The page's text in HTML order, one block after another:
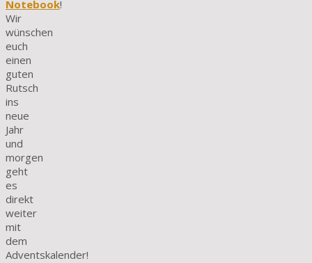
Notebook!
Wir
wünschen
euch
einen
guten
Rutsch
ins
neue
Jahr
und
morgen
geht
es
direkt
weiter
mit
dem
Adventskalender!